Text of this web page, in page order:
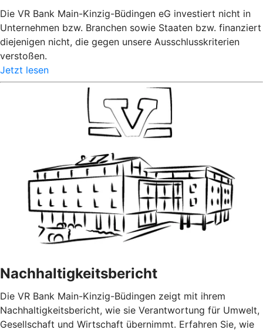
Die VR Bank Main-Kinzig-Büdingen eG investiert nicht in
Unternehmen bzw. Branchen sowie Staaten bzw. finanziert
diejenigen nicht, die gegen unsere Ausschlusskriterien
verstoßen.
Jetzt lesen
Nachhaltigkeitsbericht
Die VR Bank Main-Kinzig-Büdingen zeigt mit ihrem
Nachhaltigkeitsbericht, wie sie Verantwortung für Umwelt,
Gesellschaft und Wirtschaft übernimmt. Erfahren Sie, wie